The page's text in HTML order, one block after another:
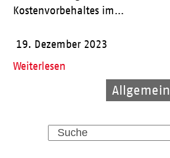
Allgemein
Ehrenamt
Allgemein
Kostenvorbehaltes im…
19. Dezember 2023
Weiterlesen
Search